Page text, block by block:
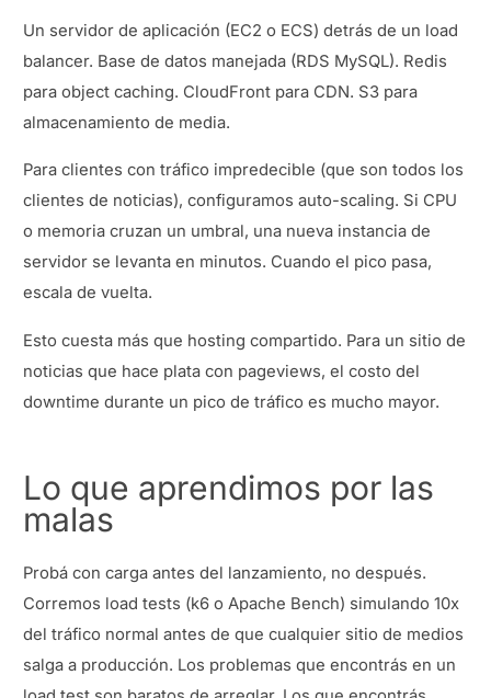
Un servidor de aplicación (EC2 o ECS) detrás de un load
balancer. Base de datos manejada (RDS MySQL). Redis
para object caching. CloudFront para CDN. S3 para
almacenamiento de media.
Para clientes con tráfico impredecible (que son todos los
clientes de noticias), configuramos auto-scaling. Si CPU
o memoria cruzan un umbral, una nueva instancia de
servidor se levanta en minutos. Cuando el pico pasa,
escala de vuelta.
Esto cuesta más que hosting compartido. Para un sitio de
noticias que hace plata con pageviews, el costo del
downtime durante un pico de tráfico es mucho mayor.
Lo que aprendimos por las
malas
Probá con carga antes del lanzamiento, no después.
Corremos load tests (k6 o Apache Bench) simulando 10x
del tráfico normal antes de que cualquier sitio de medios
salga a producción. Los problemas que encontrás en un